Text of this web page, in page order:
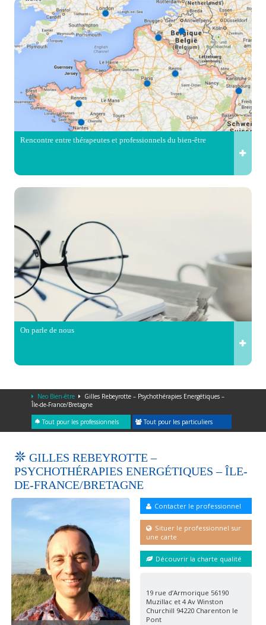
Rencontre entre thérapeutes et professionnels du bien-être
On parle de nous
Neo Bien-être
Gilles Rebeyrotte – Psychothérapies Energétiques –
Île-de-France/Bretagne
Tout pour les professionnels Tout pour les particuliers
GILLES REBEYROTTE –
PSYCHOTHÉRAPIES ENERGÉTIQUES – ÎLE-
DE-FRANCE/BRETAGNE
gilles_rebeyrotte ()
Contacter le professionnel
Situer le professionnel sur
une carte
Découvrir la charte qualité
19 rue d’Armorique 56190
Muzillac et 4 Av Winston
Churchill 94220 Charenton le
Pont